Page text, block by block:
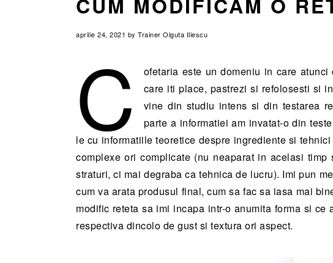
aprilie 24, 2021 by Trainer Olguta Iliescu
C
ofetaria este un domeniu in care
care iti place, pastrezi si refolosesti si
vine din studiu intens si din testarea
parte a informatiei am invatat-o din
le cu informatiile teoretice despre ingrediente si
complexe ori complicate (nu neaparat in acelasi
straturi, ci mai degraba ca tehnica de lucru). Imi pun
cum va arata produsul final, cum sa fac sa iasa mai
modific reteta sa imi incapa intr-o anumita forma si
respectiva dincolo de gust si textura ori aspect.